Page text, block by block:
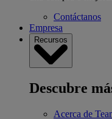
Contáctanos
Empresa
Recursos
Descubre
Acerca de